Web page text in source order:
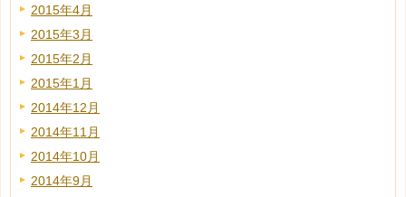
2015年4月
2015年3月
2015年2月
2015年1月
2014年12月
2014年11月
2014年10月
2014年9月